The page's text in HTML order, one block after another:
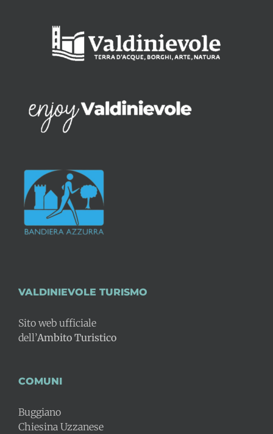
VALDINIEVOLE TURISMO
Sito web ufficiale
dell’Ambito Turistico
COMUNI
Buggiano
Chiesina Uzzanese